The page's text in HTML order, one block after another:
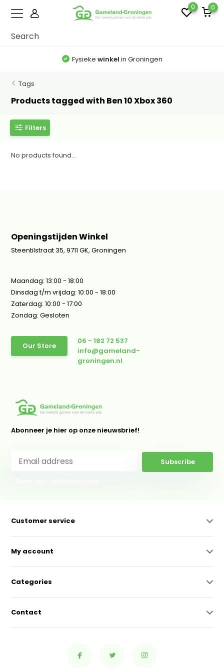
0 0
Fysieke winkel in Groningen
Tags
Products tagged with Ben 10 Xbox 360
Filters
No products found...
Openingstijden Winkel
Steentilstraat 35, 9711 GK, Groningen
Maandag: 13:00 - 18:00
Dinsdag t/m vrijdag: 10:00 - 18:00
Zaterdag: 10:00 - 17:00
Zondag: Gesloten
Our Store
06 - 182 72 537
info@gameland-
groningen.nl
Abonneer je hier op onze nieuwsbrief!
Subscribe
Customer service
My account
Categories
Contact